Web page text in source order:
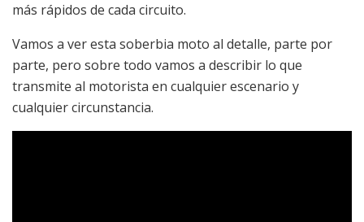
más rápidos de cada circuito.
Vamos a ver esta soberbia moto al detalle, parte por
parte, pero sobre todo vamos a describir lo que
transmite al motorista en cualquier escenario y
cualquier circunstancia.